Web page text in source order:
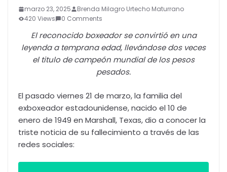
marzo 23, 2025
Brenda Milagro Urtecho Maturrano
420 Views
0 Comments
El reconocido boxeador se convirtió en una
leyenda a temprana edad, llevándose dos veces
el titulo de campeón mundial de los pesos
pesados.
El pasado viernes 21 de marzo, la familia del
exboxeador estadounidense, nacido el 10 de
enero de 1949 en Marshall, Texas, dio a conocer la
triste noticia de su fallecimiento a través de las
redes sociales: